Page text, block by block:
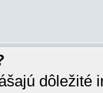
dôležité